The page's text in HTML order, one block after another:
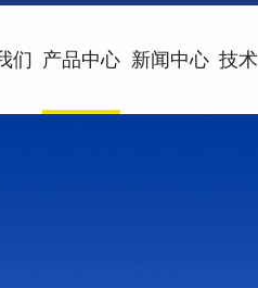
们 产品中心 新闻中心 技